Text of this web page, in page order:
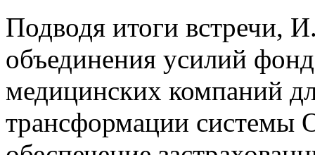
Подводя итоги встречи,
объединения усилий
медицинских компаний
трансформации системы